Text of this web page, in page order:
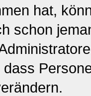
hat,
schon